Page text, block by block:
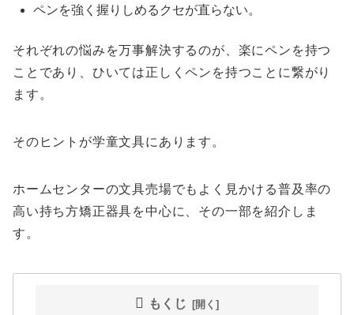
ペンを強く握りしめるクセが直らない。
それぞれの悩みを万事解決するのが、楽にペンを持つ
ことであり、ひいては正しくペンを持つことに繋がり
ます。
そのヒントが学童文具にあります。
ホームセンターの文具売場でもよく見かける普及率の
高い持ち方矯正器具を中心に、その一部を紹介しま
す。
もくじ